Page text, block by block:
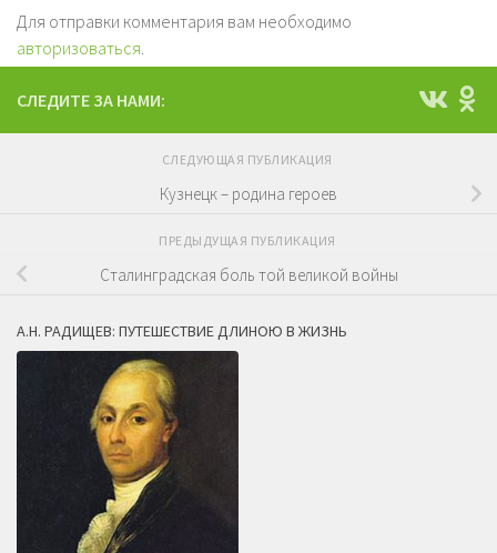
Для отправки комментария вам необходимо
авторизоваться.
СЛЕДИТЕ ЗА НАМИ:
СЛЕДУЮЩАЯ ПУБЛИКАЦИЯ
Кузнецк – родина героев
ПРЕДЫДУЩАЯ ПУБЛИКАЦИЯ
Сталинградская боль той великой войны
А.Н. РАДИЩЕВ: ПУТЕШЕСТВИЕ ДЛИНОЮ В ЖИЗНЬ